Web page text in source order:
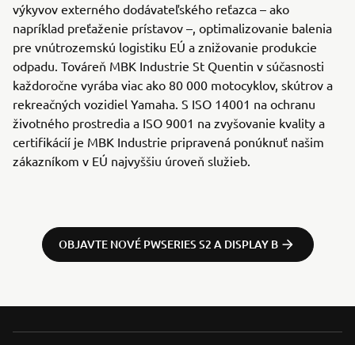
výkyvov externého dodávateľského reťazca – ako
napríklad preťaženie prístavov –, optimalizovanie balenia
pre vnútrozemskú logistiku EÚ a znižovanie produkcie
odpadu. Továreň MBK Industrie St Quentin v súčasnosti
každoročne vyrába viac ako 80 000 motocyklov, skútrov a
rekreačných vozidiel Yamaha. S ISO 14001 na ochranu
životného prostredia a ISO 9001 na zvyšovanie kvality a
certifikácií je MBK Industrie pripravená ponúknuť našim
zákazníkom v EÚ najvyššiu úroveň služieb.
OBJAVTE NOVÉ PWSERIES S2 A DISPLAY B